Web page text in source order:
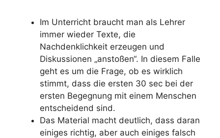
Im Unterricht braucht man als Lehrer
immer wieder Texte, die
Nachdenklichkeit erzeugen und
Diskussionen „anstoßen“. In diesem Falle
geht es um die Frage, ob es wirklich
stimmt, dass die ersten 30 sec bei der
ersten Begegnung mit einem Menschen
entscheidend sind.
Das Material macht deutlich, dass daran
einiges richtig, aber auch einiges falsch